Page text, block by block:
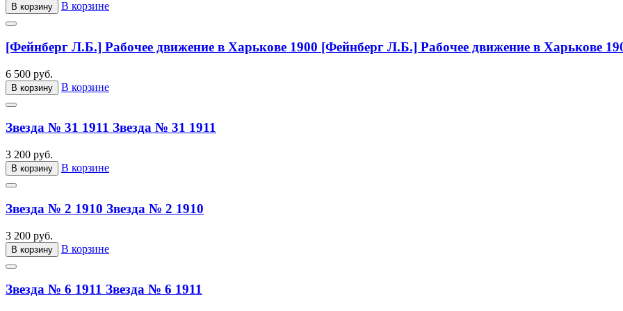
В корзину В корзине
[Фейнберг Л.Б.] Рабочее движение в Харькове 1900 [Фейнберг Л.Б.] Рабочее движение в Харькове
6 500 руб.
В корзину В корзине
Звезда № 31 1911 Звезда № 31 1911
3 200 руб.
В корзину В корзине
Звезда № 2 1910 Звезда № 2 1910
3 200 руб.
В корзину В корзине
Звезда № 6 1911 Звезда № 6 1911